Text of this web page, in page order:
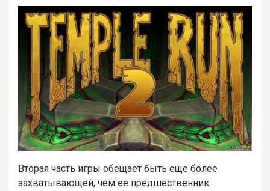
Вторая часть игры обещает быть еще более
захватывающей, чем ее предшественник.